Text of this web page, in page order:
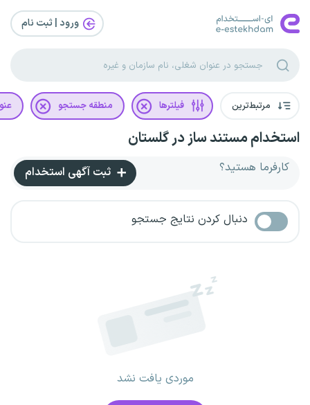
ورود | ثبت‌ نام
مرتبط‌ترین فیلترها منطقه جستجو
استخدام مستند ساز در گلستان
کارفرما هستید؟ ثبت آگهی استخدام
دنبال کردن نتایج جستجو
موردی یافت نشد